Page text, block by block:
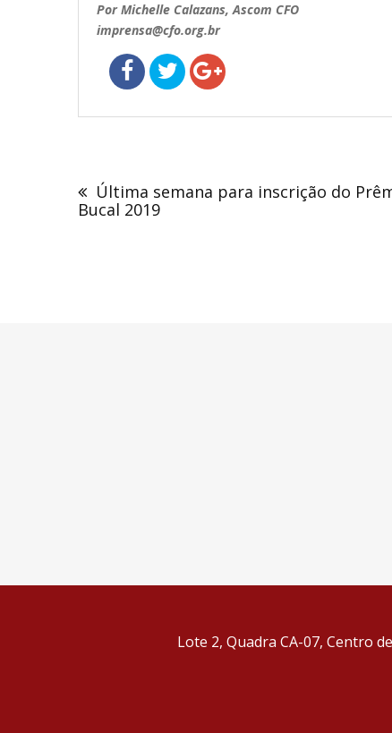
Por Michelle Calazans, Ascom CFO
imprensa@cfo.org.br
de
Post
Última semana para inscrição do
Bucal 2019
Lote 2, Quadra CA-07, Centro